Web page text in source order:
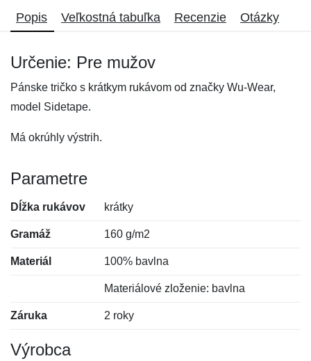
Popis Veľkostná tabuľka Recenzie Otázky
Určenie: Pre mužov
Pánske tričko s krátkym rukávom od značky Wu-Wear,
model Sidetape.
Má okrúhly výstrih.
Parametre
Dĺžka rukávov krátky
Gramáž 160 g/m2
Materiál 100% bavlna
Materiálové zloženie: bavlna
Záruka 2 roky
Výrobca